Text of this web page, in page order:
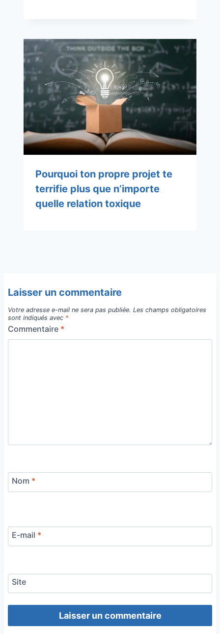
Pourquoi ton propre projet te
terrifie plus que n’importe
quelle relation toxique
Laisser un commentaire
Votre adresse e-mail ne sera pas publiée. Les champs obligatoires
sont indiqués avec *
Commentaire *
Nom *
E-mail *
Site